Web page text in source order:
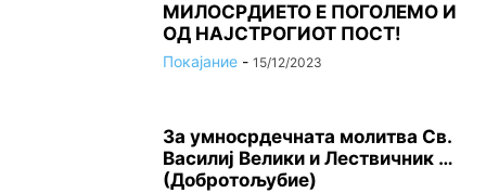
МИЛОСРДИЕТО Е ПОГОЛЕМО И
ОД НАЈСТРОГИОТ ПОСТ!
Покајание - 15/12/2023
За умносрдечната молитва Св.
Василиј Велики и Лествичник …
(Добротољубие)